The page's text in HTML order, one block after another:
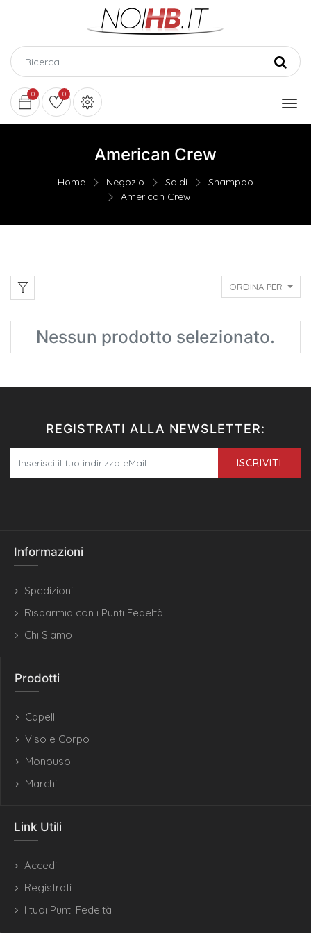
0 0
American Crew
Home Negozio Saldi
Shampoo
American Crew
ORDINA PER
Nessun prodotto selezionato.
REGISTRATI ALLA NEWSLETTER:
ISCRIVITI
Informazioni
Spedizioni
Risparmia con i Punti Fedeltà
Chi Siamo
Prodotti
Capelli
Viso e Corpo
Monouso
Marchi
Link Utili
Accedi
Registrati
I tuoi Punti Fedeltà